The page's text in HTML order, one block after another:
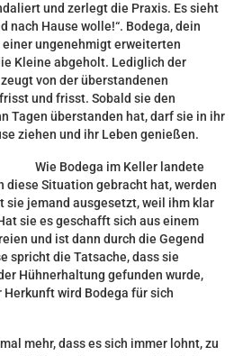
und zerlegt die Praxis. Es sieht
nach Hause wolle!“. Bodega, dein
einer ungenehmigt erweiterten
Kleine abgeholt. Lediglich der
von der überstandenen
und frisst. Sobald sie den
Tagen überstanden hat, darf sie in ihr
ziehen und ihr Leben genießen.
Wie Bodega im Keller landete
diese Situation gebracht hat, werden
sie jemand ausgesetzt, weil ihm klar
sie es geschafft sich aus einem
und ist dann durch die Gegend
spricht die Tatsache, dass sie
Hühnerhaltung gefunden wurde,
wird Bodega für sich
mehr, dass es sich immer lohnt, zu